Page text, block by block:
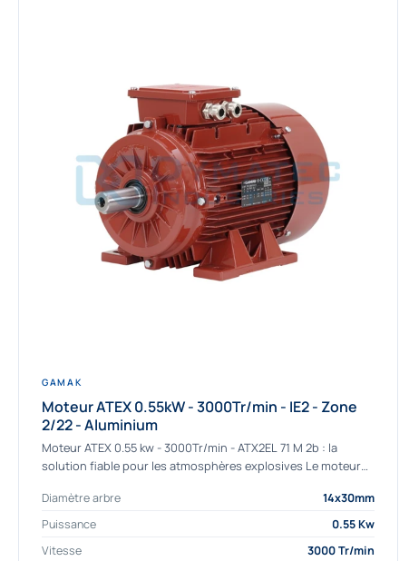
GAMAK
Moteur ATEX 0.55kW - 3000Tr/min - IE2 - Zone
2/22 - Aluminium
Moteur ATEX 0.55 kw - 3000Tr/min - ATX2EL 71 M 2b : la
solution fiable pour les atmosphères explosives Le moteur
Diamètre arbre
14x30mm
Puissance
0.55 Kw
Vitesse
3000 Tr/min